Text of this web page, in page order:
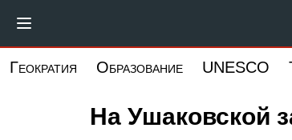
основному
Геократия Образование UNESCO
На Ушаковской